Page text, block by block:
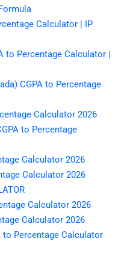
Calculator | IP
to Percentage Calculator |
CGPA to Percentage
Calculator 2026
to Percentage
Calculator 2026
Calculator 2026
Calculator 2026
Calculator 2026
to Percentage Calculator